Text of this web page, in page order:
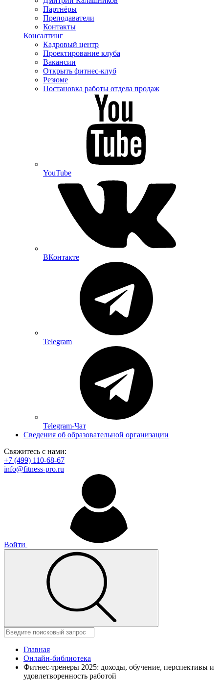
Партнёры
Преподаватели
Контакты
Консалтинг
Кадровый центр
Проектирование клуба
Вакансии
Открыть фитнес-клуб
Резюме
Постановка работы отдела продаж
YouTube
ВКонтакте
Telegram
Telegram-Чат
Сведения об образовательной организации
Свяжитесь с нами:
+7 (499) 110-68-67
info@fitness-pro.ru
Войти
Главная
Онлайн-библиотека
Фитнес-тренеры 2025: доходы, обучение, перспективы и
удовлетворенность работой